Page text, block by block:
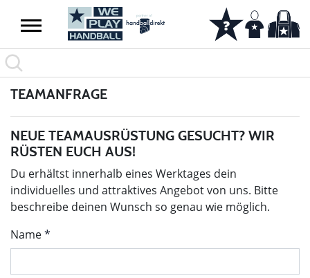
TEAMANFRAGE
NEUE TEAMAUSRÜSTUNG GESUCHT? WIR
RÜSTEN EUCH AUS!
Du erhältst innerhalb eines Werktages dein
individuelles und attraktives Angebot von uns. Bitte
beschreibe deinen Wunsch so genau wie möglich.
Name